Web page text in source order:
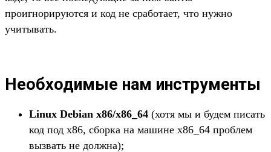
проигнорируются и код не сработает, что нужно
учитывать.
Необходимые нам инструменты
Linux Debian x86/x86_64 (хотя мы и будем писать
код под x86, сборка на машине x86_64 проблем
вызвать не должна);